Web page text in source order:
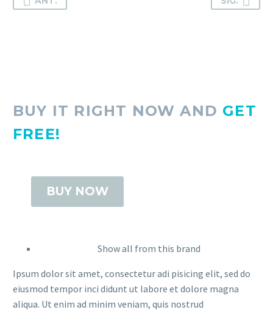
BUY IT RIGHT NOW AND GET
FREE!
BUY NOW
Show all from this brand
Ipsum dolor sit amet, consectetur adi pisicing elit, sed do
eiusmod tempor inci didunt ut labore et dolore magna
aliqua. Ut enim ad minim veniam, quis nostrud